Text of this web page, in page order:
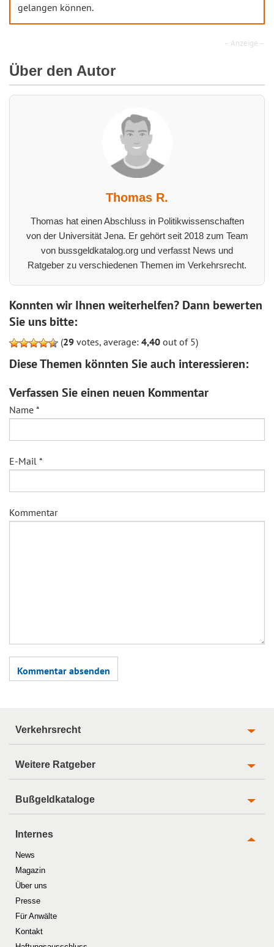
gelangen können.
– Anzeige –
Über den Autor
Thomas R.
Thomas hat einen Abschluss in Politikwissenschaften
von der Universität Jena. Er gehört seit 2018 zum Team
von bussgeldkatalog.org und verfasst News und
Ratgeber zu verschiedenen Themen im Verkehrsrecht.
Konnten wir Ihnen weiterhelfen? Dann bewerten
Sie uns bitte:
(29 votes, average: 4,40 out of 5)
Diese Themen könnten Sie auch interessieren:
Verfassen Sie einen neuen Kommentar
Name *
E-Mail *
Kommentar
Verkehrsrecht
Weitere Ratgeber
Bußgeldkataloge
Internes
News
Magazin
Über uns
Presse
Für Anwälte
Kontakt